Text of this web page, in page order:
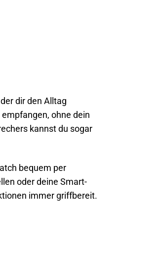
dir den Alltag
ohne dein
kannst du sogar
bequem per
oder deine Smart-
immer griffbereit.